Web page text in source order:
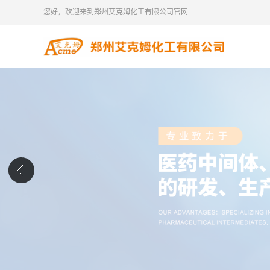
您好，欢迎来到郑州艾克姆化工有限公司官网